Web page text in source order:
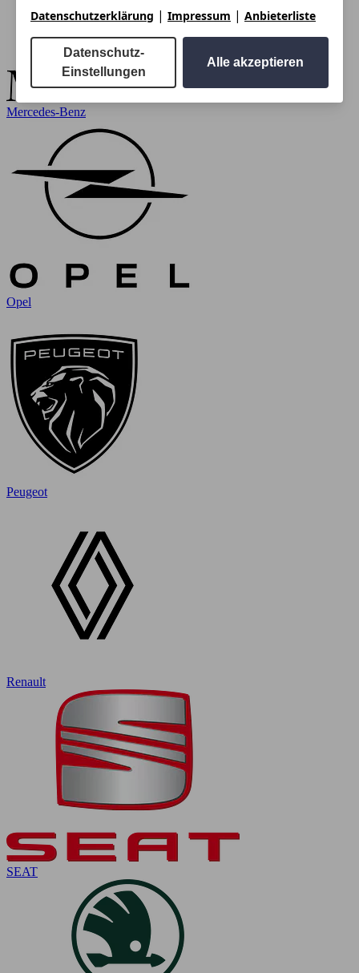
Mercedes-Benz
Opel
Peugeot
Renault
SEAT
Datenschutzerklärung | Impressum | Anbieterliste
Datenschutz-
Einstellungen
Alle akzeptieren